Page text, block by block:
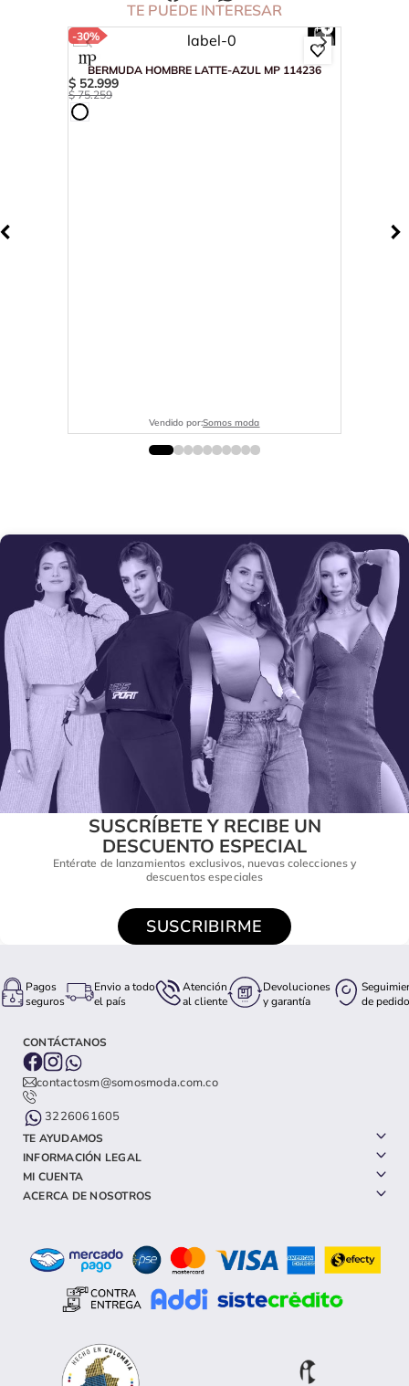
TE PUEDE INTERESAR
-30%
BERMUDA HOMBRE LATTE-AZUL MP 114236
$ 52.999
$ 75.259
Vendido por:Somos moda
SUSCRÍBETE Y RECIBE UN
DESCUENTO ESPECIAL
Entérate de lanzamientos exclusivos, nuevas colecciones y
descuentos especiales
SUSCRIBIRME
Pagos
seguros
Envio a todo
el país
Atención
al cliente
Devoluciones
y garantía
de pedido
CONTÁCTANOS
contactosm@somosmoda.com.co
3226061605
TE AYUDAMOS
INFORMACIÓN LEGAL
MI CUENTA
ACERCA DE NOSOTROS